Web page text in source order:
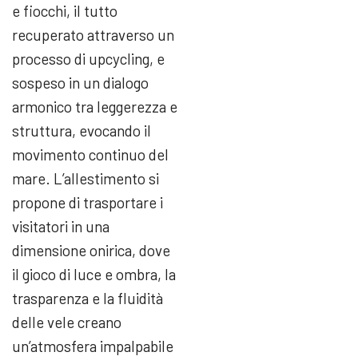
e fiocchi, il tutto
recuperato attraverso un
processo di upcycling, e
sospeso in un dialogo
armonico tra leggerezza e
struttura, evocando il
movimento continuo del
mare. L’allestimento si
propone di trasportare i
visitatori in una
dimensione onirica, dove
il gioco di luce e ombra, la
trasparenza e la fluidità
delle vele creano
un’atmosfera impalpabile